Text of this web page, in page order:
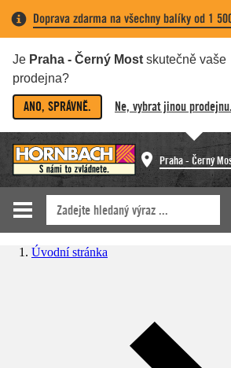
Doprava zdarma na všechny balíky od 1
Je Praha - Černý Most skutečně vaše
prodejna?
ANO, SPRÁVNĚ. Ne, vybrat jinou prodejnu.
Praha - Černý
Úvodní stránka